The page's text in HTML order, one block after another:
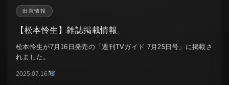
出演情報
【松本怜生】雑誌掲載情報
松本怜生が7月16日発売の「週刊TVガイド 7月25日号」に掲載さ
れました。
2025.07.16